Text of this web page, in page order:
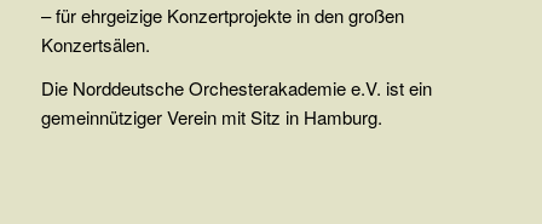
– für ehrgeizige Konzertprojekte in den großen
Konzertsälen.
Die Norddeutsche Orchesterakademie e.V. ist ein
gemeinnütziger Verein mit Sitz in Hamburg.